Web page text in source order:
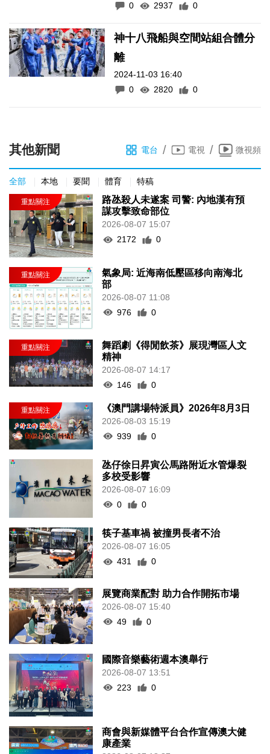
0
2937 0
神十八飛船與空間站組合體分
離
2024-11-03 16:40
0
2820 0
其他新聞 電台 / 電視 / 微視頻
全部 本地 要聞 體育 特稿
路氹殺人未遂案 司警: 內地漢有預
謀攻擊致命部位
2026-08-07 15:07
2172
0
氣象局: 近海南低壓區移向南海北
部
2026-08-07 11:08
976
0
舞蹈劇《得閒飲茶》展現灣區人文
精神
2026-08-07 14:17
146
0
《澳門講場特派員》2026年8月3日
2026-08-03 15:19
939
0
氹仔徐日昇寅公馬路附近水管爆裂
多校受影響
2026-08-07 16:09
0
0
筷子基車禍 被撞男長者不治
2026-08-07 16:05
431
0
展覽商業配對 助力合作開拓市場
2026-08-07 15:40
49
0
國際音樂藝術週本澳舉行
2026-08-07 13:51
223
0
商會與新媒體平台合作宣傳澳大健
康產業